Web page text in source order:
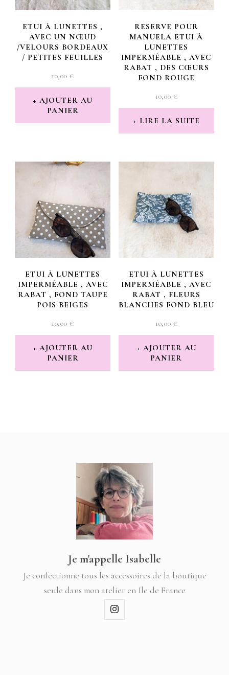
ETUI À LUNETTES ,
AVEC UN NŒUD
/VELOURS BORDEAUX
/ PETITES FEUILLES
10,00 €
AJOUTER AU
PANIER
RESERVE POUR
MANUELA ETUI À
LUNETTES
IMPERMÉABLE , AVEC
RABAT , DES CŒURS
FOND ROUGE
10,00 €
LIRE LA SUITE
ETUI À LUNETTES
IMPERMÉABLE , AVEC
RABAT , FOND TAUPE
POIS BEIGES
10,00 €
AJOUTER AU
PANIER
ETUI À LUNETTES
IMPERMÉABLE , AVEC
RABAT , FLEURS
BLANCHES FOND BLEU
10,00 €
AJOUTER AU
PANIER
Je m'appelle Isabelle
Je confectionne tous les accessoires de la boutique
seule dans mon atelier en Ile de France